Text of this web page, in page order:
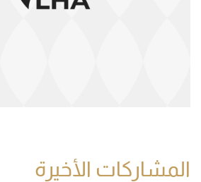
المشاركات الأخيرة